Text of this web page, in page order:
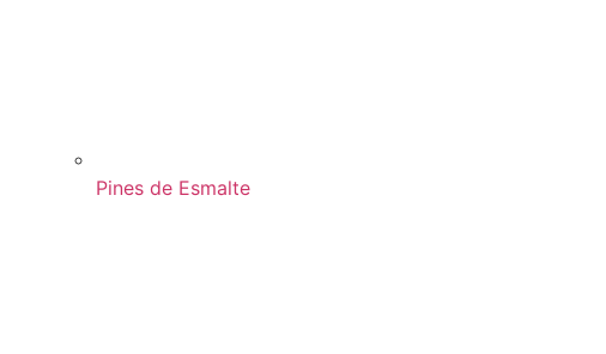
Pines de Esmalte